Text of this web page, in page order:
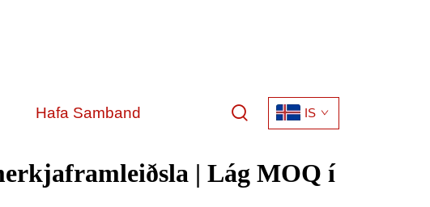
Hafa Samband IS
| Lág MOQ í